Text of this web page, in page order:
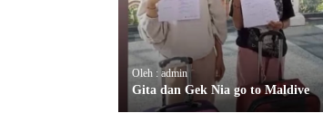
Oleh : admin
Gita dan Gek Nia go to Maldive